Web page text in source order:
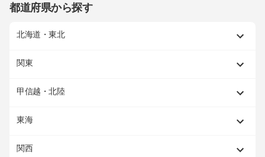
都道府県から探す
北海道・東北
関東
甲信越・北陸
東海
関西